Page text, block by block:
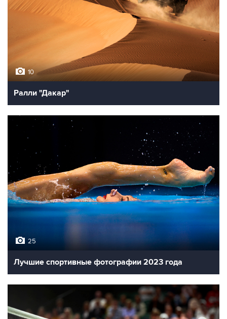
10
Ралли "Дакар"
25
Лучшие спортивные фотографии 2023 года